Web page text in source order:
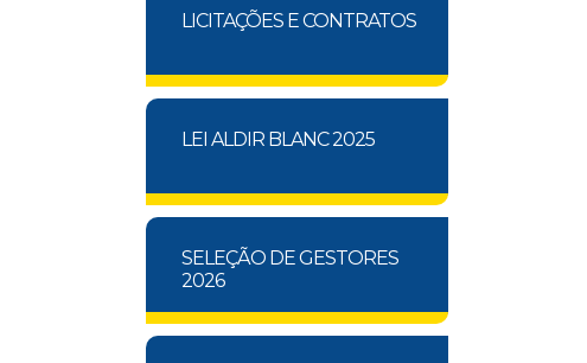
LICITAÇÕES E CONTRATOS
LEI ALDIR BLANC 2025
SELEÇÃO DE GESTORES
2026